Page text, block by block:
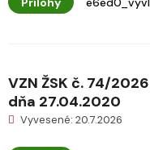
VZN ŽSK č. 74/
dňa 27.04.2020
Vyvesené: 20.7.2026